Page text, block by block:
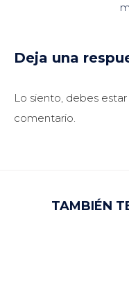
Deja una
Lo siento, debes estar
comentario.
TAMBIÉN